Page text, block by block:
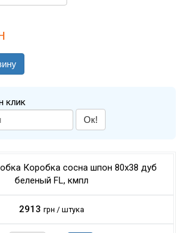
клик
Ок!
Коробка сосна шпон 80х38 дуб
беленый FL, кмпл
2913 грн / штука